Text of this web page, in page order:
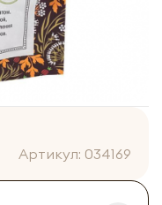
Артикул: 034169